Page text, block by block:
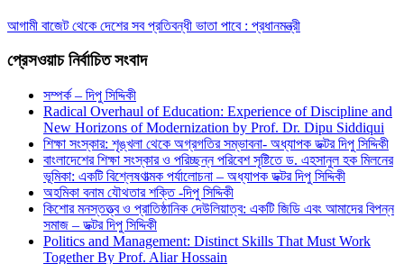
আগামী বাজেট থেকে দেশের সব প্রতিবন্ধী ভাতা পাবে : প্রধানমন্ত্রী
প্রেসওয়াচ নির্বাচিত সংবাদ
সম্পর্ক – দিপু সিদ্দিকী
Radical Overhaul of Education: Experience of Discipline and
New Horizons of Modernization by Prof. Dr. Dipu Siddiqui
শিক্ষা সংস্কার: শৃঙ্খলা থেকে অগ্রগতির সম্ভাবনা- অধ্যাপক ডক্টর দিপু সিদ্দিকী
বাংলাদেশের শিক্ষা সংস্কার ও পরিচ্ছন্ন পরিবেশ সৃষ্টিতে ড. এহসানুল হক মিলনের
ভূমিকা: একটি বিশ্লেষণাত্মক পর্যালোচনা – অধ্যাপক ডক্টর দিপু সিদ্দিকী
অহমিকা বনাম যৌথতার শক্তি -দিপু সিদ্দিকী
কিশোর মনস্তত্ত্ব ও প্রাতিষ্ঠানিক দেউলিয়াত্ব: একটি জিডি এবং আমাদের বিপন্ন
সমাজ – ডক্টর দিপু সিদ্দিকী
Politics and Management: Distinct Skills That Must Work
Together By Prof. Aliar Hossain